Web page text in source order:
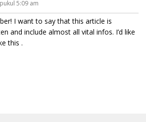
5:09 am
I want to say that this article is
and include almost all vital infos. I’d like
this .